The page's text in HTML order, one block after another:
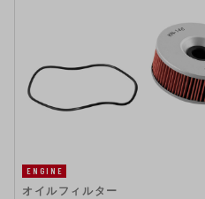
ENGINE
オイルフィルター